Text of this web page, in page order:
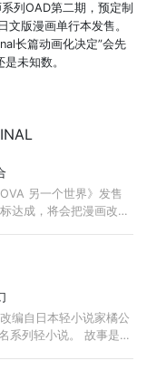
列OAD第二期，预定制
版漫画单行本发售。
长篇动画化决定”会先
未知数。
另一个世界》发售
达成，将会把漫画改篇
编自日本轻小说家橘公
系列轻小说。 故事是讲